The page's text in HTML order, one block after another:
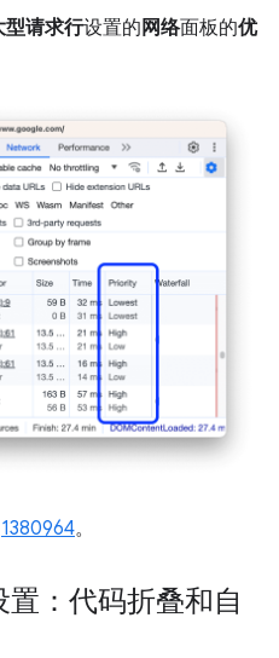
型请求行设置的 网络面板的优
1380964。
置：代码折叠和自